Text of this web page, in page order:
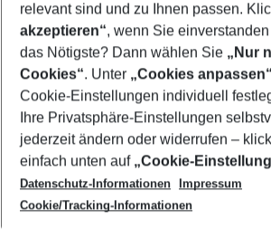
Footer
Footer navigation
Über uns
AGB
Cookie-Einstellungen ändern
Cookie-Richtlinie
Datenschutz
Service & Hilfe
Barrierefreies Reisen
Check-in
Folgen Sie uns
relevant sind und zu Ihnen passen.
akzeptieren“, wenn Sie
das Nötigste? Dann wählen Sie „Nur
Cookies“. Unter „Cookies anpassen“
Cookie-Einstellungen individuell
Ihre Privatsphäre-Einstellungen
jederzeit ändern oder widerrufen –
einfach unten auf „Cookie-
Datenschutz-Informationen
Impressum
Cookie/Tracking-Informationen